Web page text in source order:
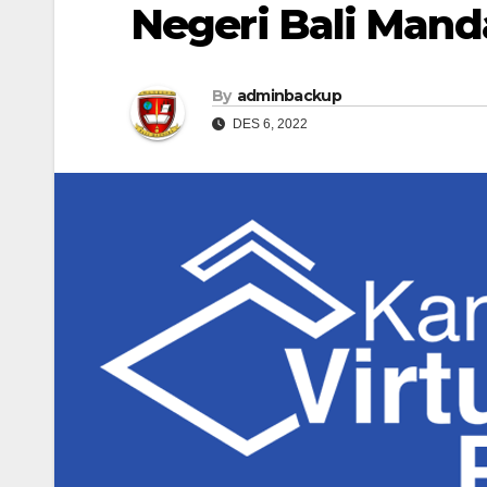
Negeri Bali
By adminbackup
DES 6, 2022